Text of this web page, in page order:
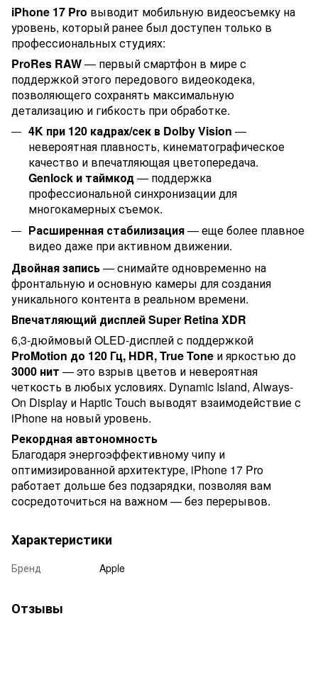
iPhone 17 Pro выводит мобильную видеосъемку на
уровень, который ранее был доступен только в
профессиональных студиях:
ProRes RAW— первый смартфон в мире с
поддержкой этого передового видеокодека,
позволяющего сохранять максимальную
детализацию и гибкость при обработке.
4K при 120 кадрах/сек в Dolby Vision —
невероятная плавность, кинематографическое
качество и впечатляющая цветопередача.
Genlock и таймкод— поддержка
профессиональной синхронизации для
многокамерных съемок.
Расширенная стабилизация— еще более плавное
видео даже при активном движении.
Двойная запись— снимайте одновременно на
фронтальную и основную камеры для создания
уникального контента в реальном времени.
Впечатляющий дисплей Super Retina XDR
6,3-дюймовый OLED-дисплей с поддержкой
ProMotion до 120 Гц, HDR, True Tone и яркостью до
3000 нит — это взрыв цветов и невероятная
четкость в любых условиях. Dynamic Island, Always-
On Display и Haptic Touch выводят взаимодействие с
iPhone на новый уровень.
Рекордная автономность
Благодаря энергоэффективному чипу и
оптимизированной архитектуре, iPhone 17 Pro
работает дольше без подзарядки, позволяя вам
сосредоточиться на важном — без перерывов.
Характеристики
Бренд Apple
Отзывы